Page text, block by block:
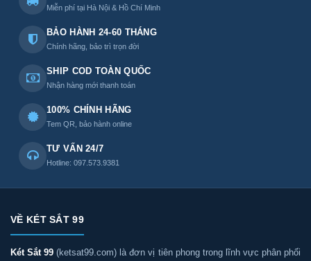
Miễn phí tại Hà Nội & Hồ Chí Minh
BẢO HÀNH 24-60 THÁNG
Chính hãng, bảo trì trọn đời
SHIP COD TOÀN QUỐC
Nhận hàng mới thanh toán
100% CHÍNH HÃNG
Tem QR, bảo hành online
TƯ VẤN 24/7
Hotline: 097.573.9381
VỀ KÉT SẮT 99
Két Sắt 99 (ketsat99.com) là đơn vị tiên phong trong lĩnh vực phân phối